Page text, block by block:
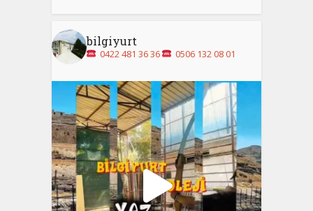
bilgiyurt
0422 481 36 36 0506 132 08 01